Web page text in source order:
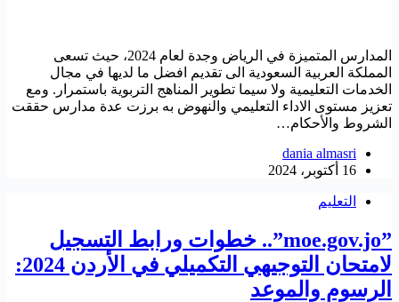
المدارس المتميزة في الرياض وجدة لعام 2024، حيث تسعى
المملكة العربية السعودية الى تقديم افضل ما لديها في مجال
الخدمات التعليمية ولا سيما تطوير المناهج التربوية باستمرار. ومع
تعزيز مستوى الاداء التعليمي والنهوض به برزت عدة مدارس حققت
الشروط والأحكام…
dania almasri
16 أكتوبر، 2024
التعليم
”moe.gov.jo”.. خطوات ورابط التسجيل
لامتحان التوجيهي التكميلي في الأردن 2024:
الرسوم والموعد